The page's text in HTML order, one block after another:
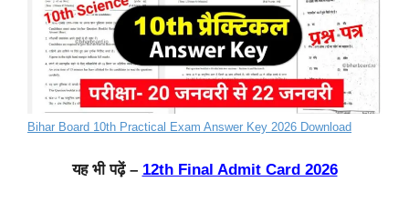
Bihar Board 10th Practical Exam Answer Key 2026 Download
यह भी पढ़ें – 12th Final Admit Card 2026